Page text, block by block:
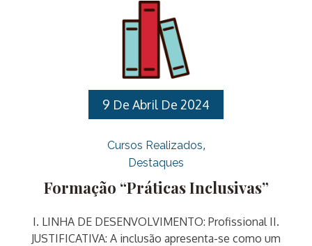
Municipal de Educação PÚBLICO ALVO: Professores
de Educação Básica nas especialidades de
Educação Infantil e Designados para ocupar os
cargos de Diretores Escolares, Vice-diretores de
Escola e Coordenadores Pedagógicos.
CRONOGRAMA: Gestores escolaresTurma 1
(Diretores) 13 e 27/09/2024Turma 2 (Vice-Diretores
Educação […]
9 De Abril De 2024
Cursos Realizados
Destaques
Formação “Práticas Inclusivas”
I. LINHA DE DESENVOLVIMENTO: Profissional II.
JUSTIFICATIVA: A inclusão apresenta-se como um